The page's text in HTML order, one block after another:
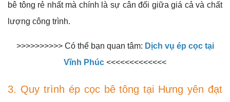
bê tông rẻ nhất mà chính là sự cân đối giữa giá cả và chất
lượng công trình.
>>>>>>>>>> Có thể bạn quan tâm: Dịch vụ ép cọc tại
Vĩnh Phúc <<<<<<<<<<<<<
3. Quy trình ép cọc bê tông tại Hưng yên đạt